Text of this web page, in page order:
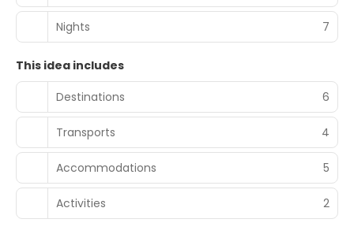
Nights 7
This idea includes
Destinations
6
Transports 4
Accommodations 5
Activities 2